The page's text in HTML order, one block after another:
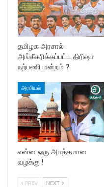
தமிழக அரசால்
அங்கீகரிக்கப்பட்ட திரிஷா
நற்பணி மன்றம் ?
அரசியல்
என்ன ஒரு அபத்தமான
வழக்கு !
PREV NEXT